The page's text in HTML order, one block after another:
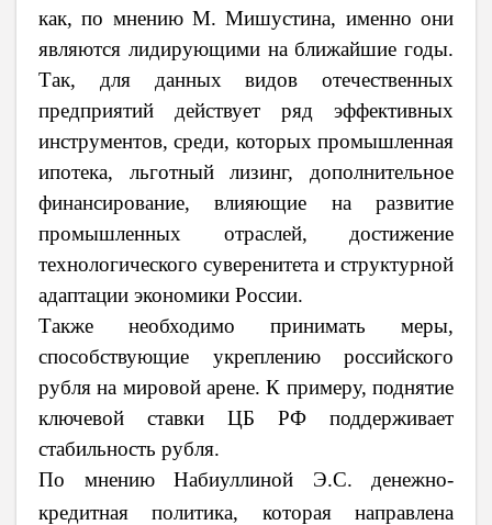
как, по мнению М. Мишустина, именно они
являются лидирующими на ближайшие годы.
Так, для данных видов отечественных
предприятий действует ряд эффективных
инструментов, среди, которых промышленная
ипотека, льготный лизинг, дополнительное
финансирование, влияющие на развитие
промышленных отраслей, достижение
технологического суверенитета и структурной
адаптации экономики России.
Также необходимо принимать меры,
способствующие укреплению российского
рубля на мировой арене. К примеру, поднятие
ключевой ставки ЦБ РФ поддерживает
стабильность рубля.
По мнению Набиуллиной Э.С. денежно-
кредитная политика, которая направлена